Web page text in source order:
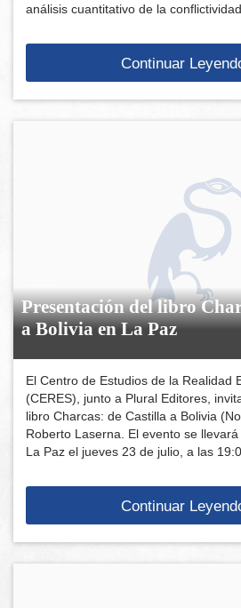
análisis cuantitativo de la
Continuar
Presentación del libro
a Bolivia en La Paz
El Centro de Estudios de la Realidad
(CERES), junto a Plural Editores,
libro Charcas: de Castilla a Bolivia
Roberto Laserna. El evento se
La Paz el jueves 23 de julio, a las
Continuar